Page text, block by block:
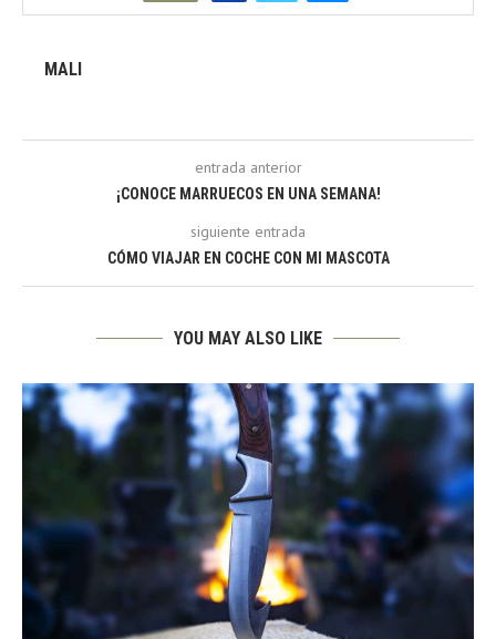
MALI
entrada anterior
¡CONOCE MARRUECOS EN UNA SEMANA!
siguiente entrada
CÓMO VIAJAR EN COCHE CON MI MASCOTA
YOU MAY ALSO LIKE